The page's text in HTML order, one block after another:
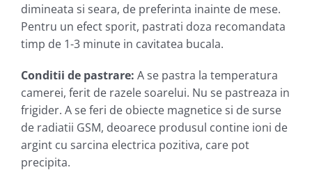
dimineata si seara, de preferinta inainte de mese.
Pentru un efect sporit, pastrati doza recomandata
timp de 1-3 minute in cavitatea bucala.
Conditii de pastrare: A se pastra la temperatura
camerei, ferit de razele soarelui. Nu se pastreaza in
frigider. A se feri de obiecte magnetice si de surse
de radiatii GSM, deoarece produsul contine ioni de
argint cu sarcina electrica pozitiva, care pot
precipita.